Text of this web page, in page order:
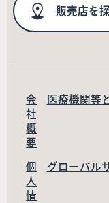
販売店を
会
社
概
要
医療機関等
個
人
情
グローバル